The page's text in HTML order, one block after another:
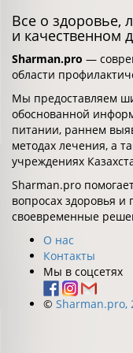
Все о здоровье,
и качественном
Sharman.pro —
области
Мы предоставляем
обоснованной
питании, раннем
методах лечения, а
учреждениях
Sharman.pro
вопросах здоровья
своевременные
О нас
Контакты
Мы в соцсетях
© Sharman.pro,